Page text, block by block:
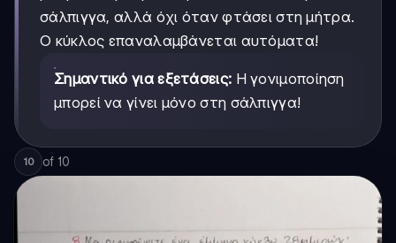
σάλπιγγα, αλλά όχι όταν φτάσει στη μήτρα.
Ο κύκλος επαναλαμβάνεται αυτόματα!
Σημαντικό για εξετάσεις: Η γονιμοποίηση
μπορεί να γίνει μόνο στη σάλπιγγα!
10 of 10